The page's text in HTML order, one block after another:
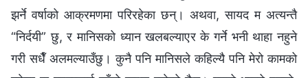
झर्ने वर्षाको आक्रमणमा परिरहेका छन्। अथवा, सायद म अत्यन्तै
“निर्दयी” छु, र मानिसको ध्यान खलबल्याएर के गर्ने भनी थाहा नहुने
गरी सधैँ अलमल्याउँछु। कुनै पनि मानिसले कहिल्यै पनि मेरो कामको